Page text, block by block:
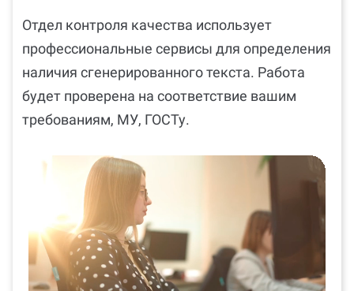
Отдел контроля качества использует
профессиональные сервисы для определения
наличия сгенерированного текста. Работа
будет проверена на соответствие вашим
требованиям, МУ, ГОСТу.